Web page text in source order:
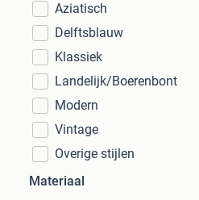
Aziatisch
Delftsblauw
Klassiek
Landelijk/Boerenbont
Modern
Vintage
Overige stijlen
Materiaal